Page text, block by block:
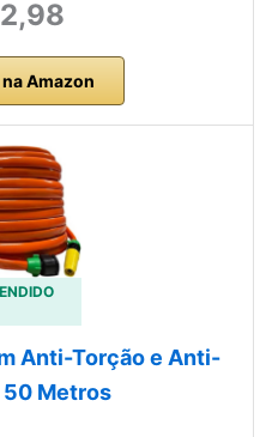
Amazon
Anti-Torção e Anti-
50 Metros